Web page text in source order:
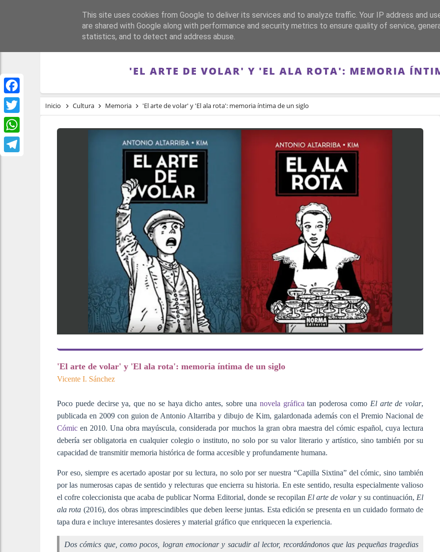
Facebook
Twitter
WhatsApp
PORTADA REPÚBLICA FRANQUISMO GUERRA DE ESPAÑA MEMORIA
'EL ARTE DE VOLAR' Y 'EL ALA ROTA': MEMORIA
Inicio Cultura Memoria 'El arte de volar' y 'El ala rota': memoria íntima de un siglo
'El arte de volar' y 'El ala rota': memoria íntima de un siglo
Vicente I. Sánchez
Poco puede decirse ya, que no se haya dicho antes, sobre una novela gráfica tan poderosa como El arte de volar,
publicada en 2009 con guion de Antonio Altarriba y dibujo de Kim, galardonada además con el Premio Nacional de
Cómic en 2010. Una obra mayúscula, considerada por muchos la gran obra maestra del cómic español, cuya lectura
debería ser obligatoria en cualquier colegio o instituto, no solo por su valor literario y artístico, sino también por su
capacidad de transmitir memoria histórica de forma accesible y profundamente humana.
Por eso, siempre es acertado apostar por su lectura, no solo por ser nuestra “Capilla Sixtina” del cómic, sino también
por las numerosas capas de sentido y relecturas que encierra su historia. En este sentido, resulta especialmente valioso
el cofre coleccionista que acaba de publicar Norma Editorial, donde se recopilan El arte de volary su continuación, El
ala rota (2016), dos obras imprescindibles que deben leerse juntas. Esta edición se presenta en un cuidado formato de
tapa dura e incluye interesantes dosieres y material gráfico que enriquecen la experiencia.
Dos cómics que, como pocos, logran emocionar y sacudir al lector, recordándonos que las pequeñas tragedias
This site uses cookies from Google to deliver its services and to analyze traffic. Your IP address and
are shared with Google along with performance and security metrics to ensure quality of service,
statistics, and to detect and address abuse.